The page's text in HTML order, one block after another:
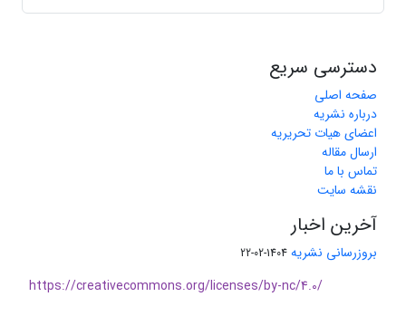
دسترسی سریع
صفحه اصلی
درباره نشریه
اعضای هیات تحریریه
ارسال مقاله
تماس با ما
نقشه سایت
آخرین اخبار
بروزرسانی نشریه 1404-02-22
https://creativecommons.org/licenses/by-nc/4.0/